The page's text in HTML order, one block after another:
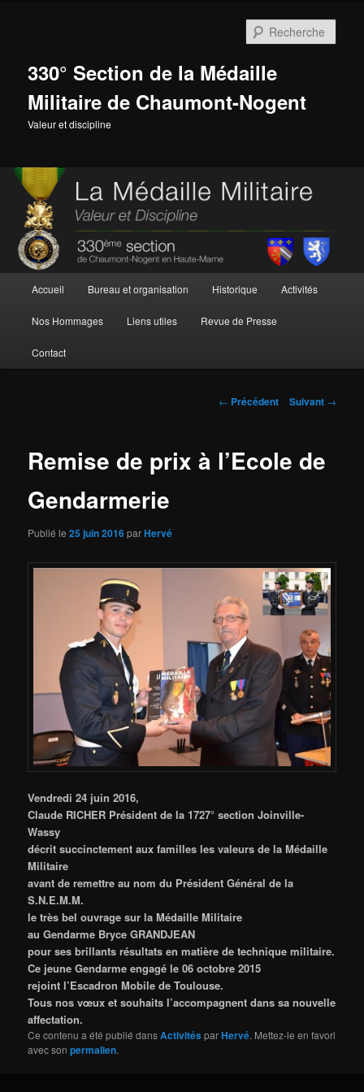
330° Section de la Médaille
Militaire de Chaumont-Nogent
Valeur et discipline
principal
Accueil Bureau et organisation Historique Activités
Nos Hommages Liens utiles Revue de Presse
Contact
Navigation
← Précédent Suivant →
Remise de prix à l’Ecole de
Gendarmerie
Publié le25 juin 2016parHervé
Vendredi 24 juin 2016,
Claude RICHER Président de la 1727° section Joinville-
Wassy
décrit succinctement aux familles les valeurs de la Médaille
Militaire
avant de remettre au nom du Président Général de la
S.N.E.M.M.
le très bel ouvrage sur la Médaille Militaire
au Gendarme Bryce GRANDJEAN
pour ses brillants résultats en matière de technique militaire.
Ce jeune Gendarme engagé le 06 octobre 2015
rejoint l’Escadron Mobile de Toulouse.
Tous nos vœux et souhaits l’accompagnent dans sa nouvelle
affectation.
Ce contenu a été publié dansActivitésparHervé. Mettez-le en favori
avec sonpermalien.